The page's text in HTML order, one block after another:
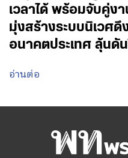
เวลาได้ พร้อมจับคู่ง
มุ่งสร้างระบบนิเวศดึ
อนาคตประเทศ ลุ้นดั
อ่านต่อ